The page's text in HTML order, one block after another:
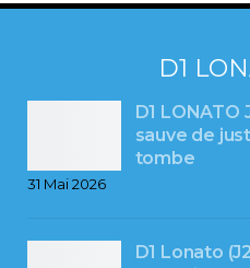
D1
D1 LONATO
sauve de
tombe
31 Mai 2026
D1 Lonato